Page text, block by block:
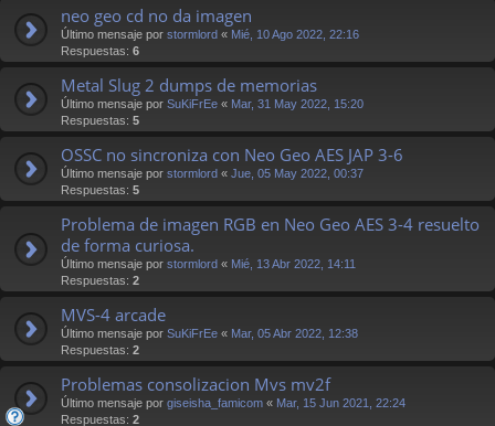
neo geo cd no da imagen
Último mensaje por stormlord « Mié, 10 Ago 2022, 22:16
Respuestas: 6
Metal Slug 2 dumps de memorias
Último mensaje por SuKiFrEe « Mar, 31 May 2022, 15:20
Respuestas: 5
OSSC no sincroniza con Neo Geo AES JAP 3-6
Último mensaje por stormlord « Jue, 05 May 2022, 00:37
Respuestas: 5
Problema de imagen RGB en Neo Geo AES 3-4 resuelto
de forma curiosa.
Último mensaje por stormlord « Mié, 13 Abr 2022, 14:11
Respuestas: 2
MVS-4 arcade
Último mensaje por SuKiFrEe « Mar, 05 Abr 2022, 12:38
Respuestas: 2
Problemas consolizacion Mvs mv2f
Último mensaje por giseisha_famicom « Mar, 15 Jun 2021, 22:24
Respuestas: 2